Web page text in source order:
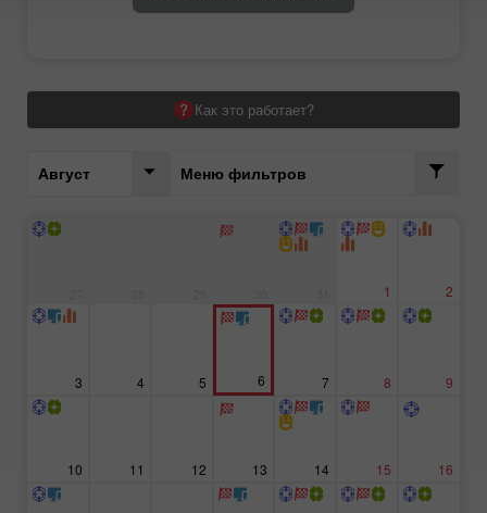
Как это работает?
Август Меню фильтров
1 2
3 4 5 6 7 8 9
10 11 12 13 14 15 16